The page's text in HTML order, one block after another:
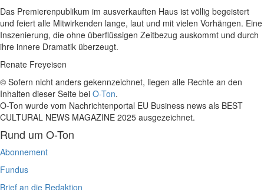
Das Premierenpublikum im ausverkauften Haus ist völlig begeistert
und feiert alle Mitwirkenden lange, laut und mit vielen Vorhängen. Eine
Inszenierung, die ohne überflüssigen Zeitbezug auskommt und durch
ihre innere Dramatik überzeugt.
Renate Freyeisen
© Sofern nicht anders gekennzeichnet, liegen alle Rechte an den
Inhalten dieser Seite bei O-Ton.
O-Ton wurde vom Nachrichtenportal EU Business news als BEST
CULTURAL NEWS MAGAZINE 2025 ausgezeichnet.
Rund um O-Ton
Abonnement
Fundus
Brief an die Redaktion